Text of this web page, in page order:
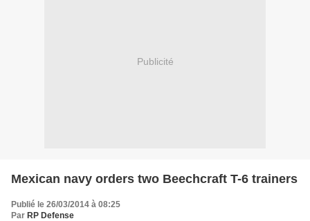
Publicité
Mexican navy orders two Beechcraft T-6 trainers
Publié le 26/03/2014 à 08:25
Par RP Defense